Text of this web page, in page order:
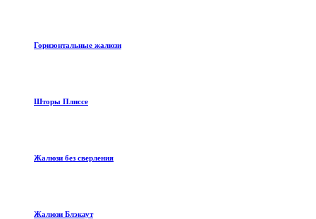
Горизонтальные жалюзи
Шторы Плиссе
Жалюзи без сверления
Жалюзи Блэкаут